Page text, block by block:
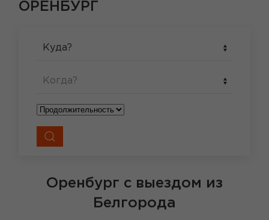
ОРЕНБУРГ
Куда?
Когда?
Оренбург с выездом из
Белгорода